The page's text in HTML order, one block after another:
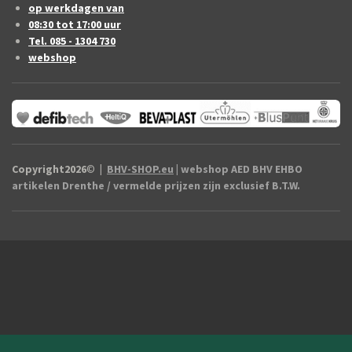
op werkdagen van
08:30 tot 17:00 uur
Tel. 085 - 1304 730
webshop
Copyright2026© | BHV-SHOP.eu | webshop AED BHV EHBO
artikelen Drenthe / vermelde prijzen zijn exclusief B.T.W.